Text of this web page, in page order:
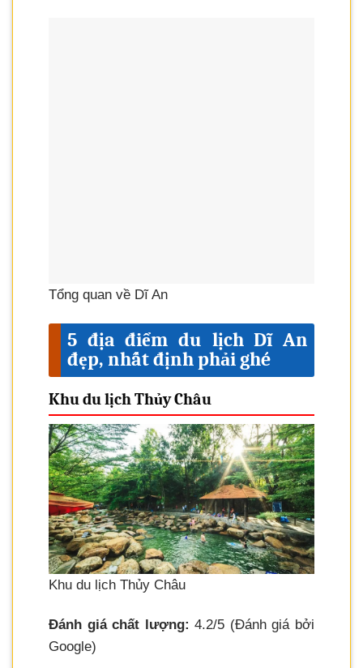
Tổng quan về Dĩ An
5 địa điểm du lịch Dĩ An
đẹp, nhất định phải ghé
Khu du lịch Thủy Châu
Khu du lịch Thủy Châu
Đánh giá chất lượng: 4.2/5 (Đánh giá bởi
Google)